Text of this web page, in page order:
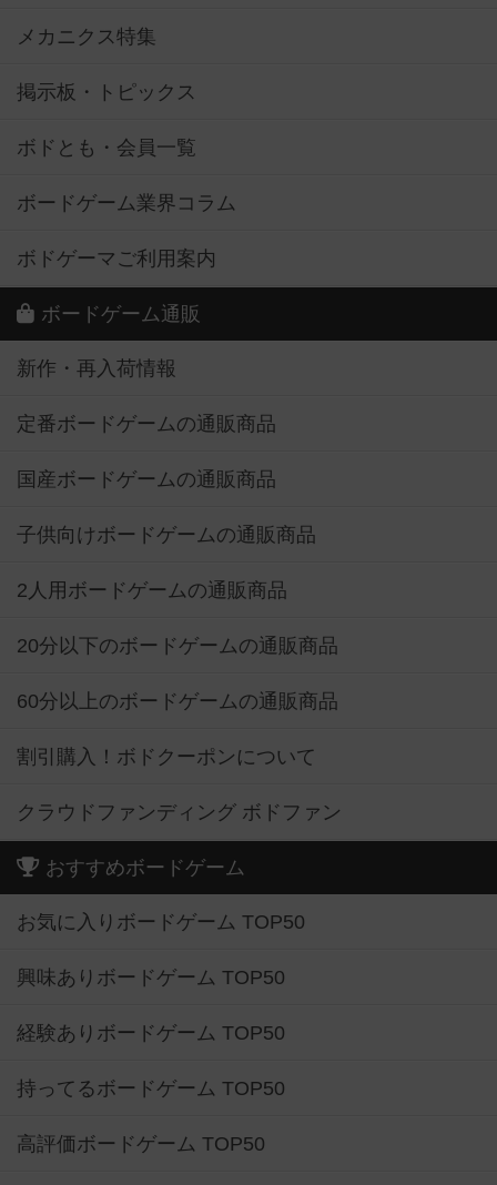
メカニクス特集
掲示板・トピックス
ボドとも・会員一覧
ボードゲーム業界コラム
ボドゲーマご利用案内
ボードゲーム通販
新作・再入荷情報
定番ボードゲームの通販商品
国産ボードゲームの通販商品
子供向けボードゲームの通販商品
2人用ボードゲームの通販商品
20分以下のボードゲームの通販商品
60分以上のボードゲームの通販商品
割引購入！ボドクーポンについて
クラウドファンディング ボドファン
おすすめボードゲーム
お気に入りボードゲーム TOP50
興味ありボードゲーム TOP50
経験ありボードゲーム TOP50
持ってるボードゲーム TOP50
高評価ボードゲーム TOP50